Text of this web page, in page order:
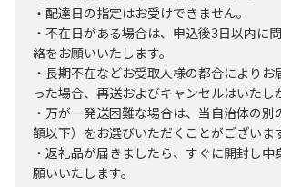
・配達日の指定はお受けできません。
・不在日がある場合は、申込後3日以内に
絡をお願いいたします。
・長期不在などお受取人様の都合によりお
った場合、再送およびキャンセルはいたし
・万が一発送困難な場合は、当自治体の別
額以下）をお選びいただくことがございま
・返礼品が届きましたら、すぐに開封し中
願いいたします。